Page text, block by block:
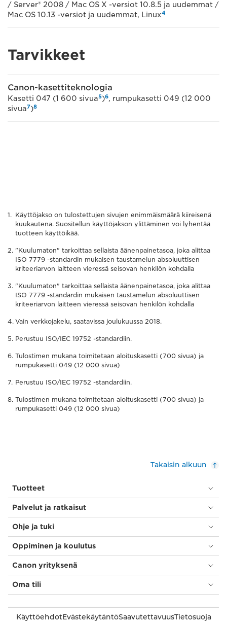
/ Server® 2008 / Mac OS X -versiot 10.8.5 ja uudemmat /
Mac OS 10.13 -versiot ja uudemmat, Linux4
Tarvikkeet
Canon-kasettiteknologia
Kasetti 047 (1 600 sivua5)6, rumpukasetti 049 (12 000
sivua7)8
Käyttöjakso on tulostettujen sivujen enimmäismäärä kiireisenä
kuukautena. Suositellun käyttöjakson ylittäminen voi lyhentää
tuotteen käyttöikää.
"Kuulumaton" tarkoittaa sellaista äänenpainetasoa, joka alittaa
ISO 7779 -standardin mukaisen taustamelun absoluuttisen
kriteeriarvon laitteen vieressä seisovan henkilön kohdalla
"Kuulumaton" tarkoittaa sellaista äänenpainetasoa, joka alittaa
ISO 7779 -standardin mukaisen taustamelun absoluuttisen
kriteeriarvon laitteen vieressä seisovan henkilön kohdalla
Vain verkkojakelu, saatavissa joulukuussa 2018.
Perustuu ISO/IEC 19752 -standardiin.
Tulostimen mukana toimitetaan aloituskasetti (700 sivua) ja
rumpukasetti 049 (12 000 sivua)
Perustuu ISO/IEC 19752 -standardiin.
Tulostimen mukana toimitetaan aloituskasetti (700 sivua) ja
rumpukasetti 049 (12 000 sivua)
Takaisin alkuun
Tuotteet
Palvelut ja ratkaisut
Ohje ja tuki
Oppiminen ja koulutus
Canon yrityksenä
Oma tili
KäyttöehdotEvästekäytäntöSaavutettavuusTietosuoja